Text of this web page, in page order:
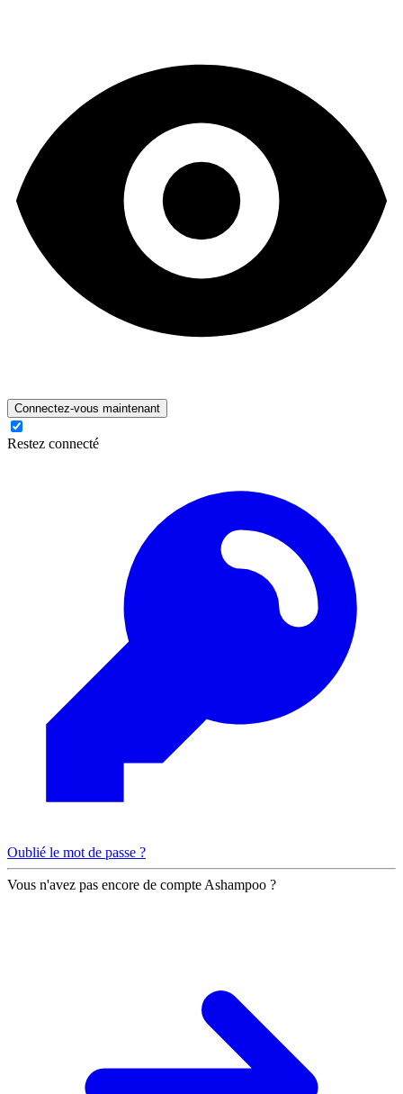
Connectez-vous maintenant
Restez connecté
Oublié le mot de passe ?
Vous n'avez pas encore de compte Ashampoo ?